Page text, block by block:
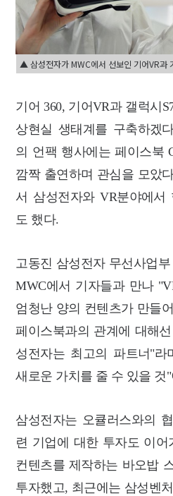
▲ 삼성전자가 MWC에서 선보인 기어VR과
기어 360, 기어VR과 갤럭시
상현실 생태계를 구축하겠
의 언팩 행사에는 페이스북
깜짝 출연하며 관심을 모았
서 삼성전자와 VR분야에서
도 했다.
고동진 삼성전자 무선사업
MWC에서 기자들과 만나
엄청난 양의 컨텐츠가 만들
페이스북과의 관계에 대해선
성전자는 최고의 파트너"
새로운 가치를 줄 수 있을 것
삼성전자는 오큘러스와의
련 기업에 대한 투자도 이
컨텐츠를 제작하는 바오밥
투자했고, 최근에는 삼성벤